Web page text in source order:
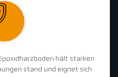
hält starken
stand und eignet sich